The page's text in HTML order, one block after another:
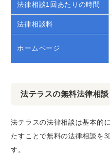
法律相談1回あたりの時間
法律相談料
ホームページ
法テラスの無料法律相談
法テラスの法律相談は基本的
たすことで無料の法律相談を
す。